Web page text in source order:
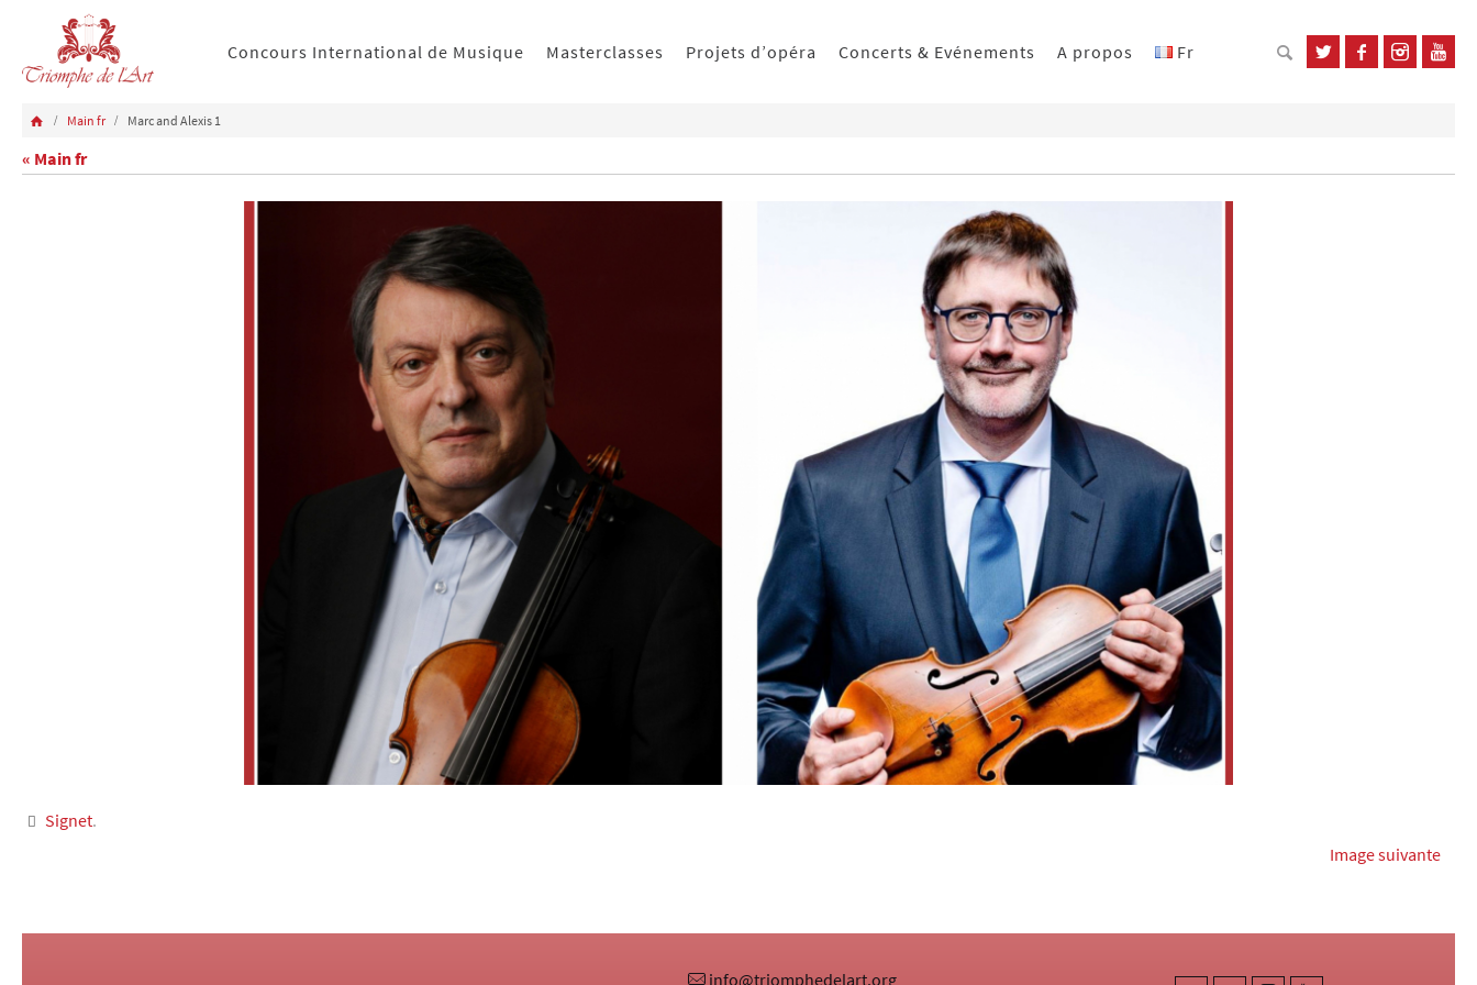
Concours International de Musique Masterclasses Projets d’opéra Concerts & Evénements A propos Fr
Main fr Marc and Alexis 1
« Main fr
Signet.
Image suivante
info@triomphedelart.org